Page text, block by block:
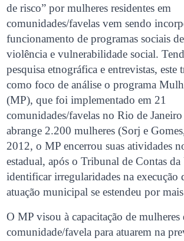
de risco” por mulheres residentes em
comunidades/favelas vem sendo
funcionamento de programas sociais
violência e vulnerabilidade social.
pesquisa etnográfica e entrevistas, este
como foco de análise o programa
(MP), que foi implementado em 21
comunidades/favelas no Rio de
abrange 2.200 mulheres (Sorj e
2012, o MP encerrou suas atividades
estadual, após o Tribunal de Contas
identificar irregularidades na execução
atuação municipal se estendeu por
O MP visou à capacitação de mulheres
comunidade/favela para atuarem na